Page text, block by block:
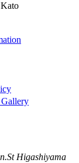
Higashiyama